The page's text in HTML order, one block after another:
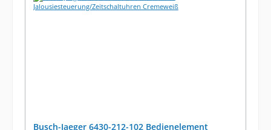
Busch-Jaeger 6430-212-102 Bedienelement